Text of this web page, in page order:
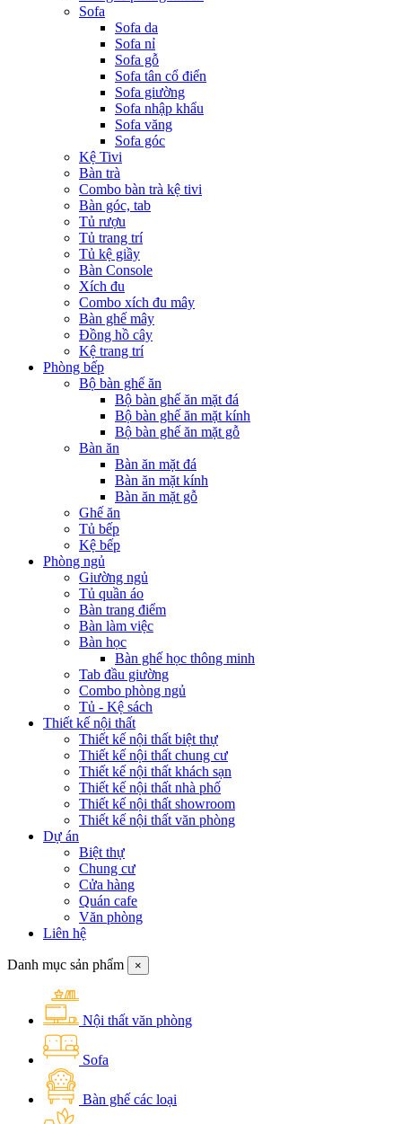
Sofa
Sofa da
Sofa nỉ
Sofa gỗ
Sofa tân cổ điển
Sofa giường
Sofa nhập khẩu
Sofa văng
Sofa góc
Kệ Tivi
Bàn trà
Combo bàn trà kệ tivi
Bàn góc, tab
Tủ rượu
Tủ trang trí
Tủ kệ giầy
Bàn Console
Xích đu
Combo xích đu mây
Bàn ghế mây
Đồng hồ cây
Kệ trang trí
Phòng bếp
Bộ bàn ghế ăn
Bộ bàn ghế ăn mặt đá
Bộ bàn ghế ăn mặt kính
Bộ bàn ghế ăn mặt gỗ
Bàn ăn
Bàn ăn mặt đá
Bàn ăn mặt kính
Bàn ăn mặt gỗ
Ghế ăn
Tủ bếp
Kệ bếp
Phòng ngủ
Giường ngủ
Tủ quần áo
Bàn trang điểm
Bàn làm việc
Bàn học
Bàn ghế học thông minh
Tab đầu giường
Combo phòng ngủ
Tủ - Kệ sách
Thiết kế nội thất
Thiết kế nội thất biệt thự
Thiết kế nội thất chung cư
Thiết kế nội thất khách sạn
Thiết kế nội thất nhà phố
Thiết kế nội thất showroom
Thiết kế nội thất văn phòng
Dự án
Biệt thự
Chung cư
Cửa hàng
Quán cafe
Văn phòng
Liên hệ
Danh mục sản phẩm ×
Nội thất văn phòng
Sofa
Bàn ghế các loại